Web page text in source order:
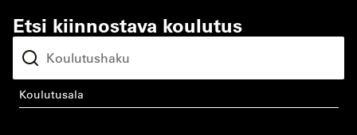
Etsi kiinnostava koulutus
koulutusala